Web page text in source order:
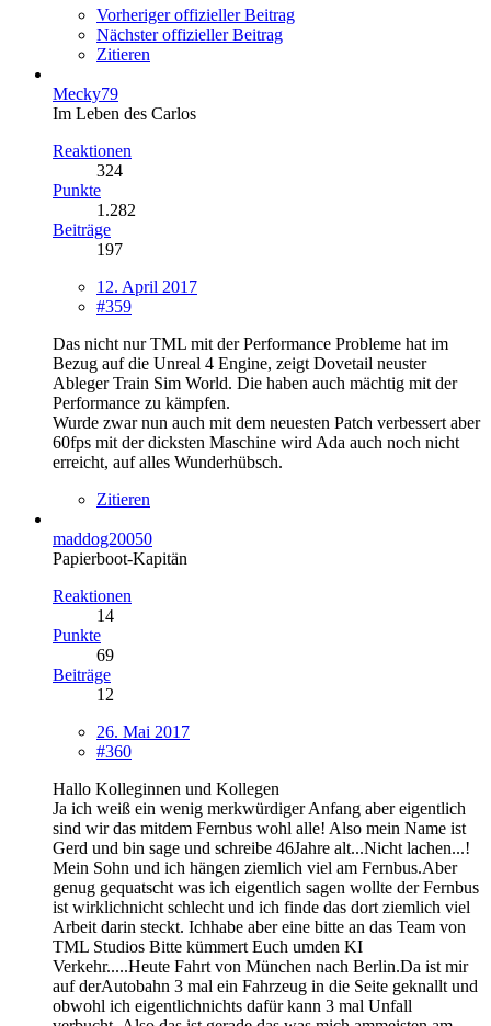
Vorheriger offizieller Beitrag
Nächster offizieller Beitrag
Zitieren
Mecky79
Im Leben des Carlos
Reaktionen
324
Punkte
1.282
Beiträge
197
12. April 2017
#359
Das nicht nur TML mit der Performance Probleme hat im
Bezug auf die Unreal 4 Engine, zeigt Dovetail neuster
Ableger Train Sim World. Die haben auch mächtig mit der
Performance zu kämpfen.
Wurde zwar nun auch mit dem neuesten Patch verbessert aber
60fps mit der dicksten Maschine wird Ada auch noch nicht
erreicht, auf alles Wunderhübsch.
Zitieren
maddog20050
Papierboot-Kapitän
Reaktionen
14
Punkte
69
Beiträge
12
26. Mai 2017
#360
Hallo Kolleginnen und Kollegen
Ja ich weiß ein wenig merkwürdiger Anfang aber eigentlich
sind wir das mitdem Fernbus wohl alle! Also mein Name ist
Gerd und bin sage und schreibe 46Jahre alt...Nicht lachen...!
Mein Sohn und ich hängen ziemlich viel am Fernbus.Aber
genug gequatscht was ich eigentlich sagen wollte der Fernbus
ist wirklichnicht schlecht und ich finde das dort ziemlich viel
Arbeit darin steckt. Ichhabe aber eine bitte an das Team von
TML Studios Bitte kümmert Euch umden KI
Verkehr.....Heute Fahrt von München nach Berlin.Da ist mir
auf derAutobahn 3 mal ein Fahrzeug in die Seite geknallt und
obwohl ich eigentlichnichts dafür kann 3 mal Unfall